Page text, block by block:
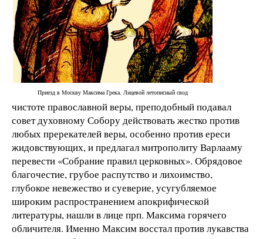
Приезд в Москву Максима Грека. Лицевой летописный свод
чистоте православной веры, преподобный подавал
совет духовному Собору действовать жестко против
любых пререкателей веры, особенно против ереси
жидовствующих, и предлагал митрополиту Варлааму
перевести «Собрание правил церковных». Обрядовое
благочестие, грубое распутство и лихоимство,
глубокое невежество и суеверие, усугубляемое
широким распространением апокрифической
литературы, нашли в лице прп. Максима горячего
обличителя. Именно Максим восстал против лукавства